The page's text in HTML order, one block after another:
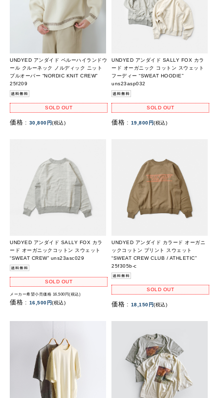
UNDYED アンダイド ペルーハイランドウ
ール クルーネック ノルディック ニット
プルオーバー “NORDIC KNIT CREW”
25f209
SOLD OUT
価格 : 30,800円(税込)
UNDYED アンダイド SALLY FOX カラ
ード オーガニック コットン スウェット
フーディー “SWEAT HOODIE”
uns23asp032
SOLD OUT
価格 : 19,800円(税込)
UNDYED アンダイド SALLY FOX カラ
ード オーガニックコットン スウェット
“SWEAT CREW” uns23asc029
SOLD OUT
メーカー希望小売価格 16,500円(税込)
価格 : 16,500円(税込)
UNDYED アンダイド カラード オーガニ
ックコットン プリント スウェット
“SWEAT CREW CLUB / ATHLETIC”
25f305b-c
SOLD OUT
価格 : 18,150円(税込)